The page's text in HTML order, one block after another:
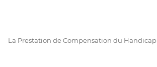
La Prestation de Compensation du Handicap